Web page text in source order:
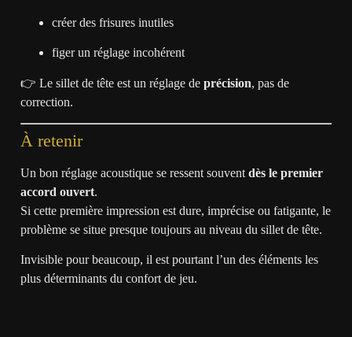
créer des frisures inutiles
figer un réglage incohérent
👉 Le sillet de tête est un réglage de précision, pas de
correction.
À retenir
Un bon réglage acoustique se ressent souvent dès le premier
accord ouvert.
Si cette première impression est dure, imprécise ou fatigante, le
problème se situe presque toujours au niveau du sillet de tête.
Invisible pour beaucoup, il est pourtant l’un des éléments les
plus déterminants du confort de jeu.